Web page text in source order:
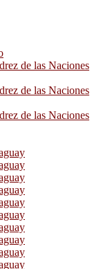
de las Naciones
de las Naciones
de las Naciones